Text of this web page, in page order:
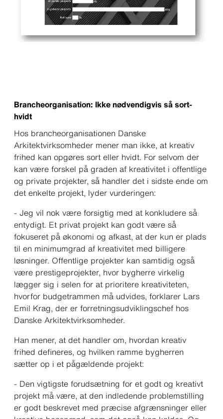
Brancheorganisation: Ikke nødvendigvis så sort-
hvidt
Hos brancheorganisationen Danske
Arkitektvirksomheder mener man ikke, at kreativ
frihed kan opgøres sort eller hvidt. For selvom der
kan være forskel på graden af kreativitet i offentlige
og private projekter, så handler det i sidste ende om
det enkelte projekt, lyder vurderingen:
- Jeg vil nok være forsigtig med at konkludere så
entydigt. Et privat projekt kan godt være så
fokuseret på økonomi og afkast, at der kun er plads
til en minimumgrad af kreativitet med billigere
løsninger. Offentlige projekter kan samtidig også
være prestigeprojekter, hvor bygherre virkelig
lægger sig i selen for at prioritere kreativiteten,
hvorfor budgetrammen må udvides, forklarer Lars
Emil Krag, der er forretningsudviklingschef hos
Danske Arkitektvirksomheder.
Han mener, at det handler om, hvordan kreativ
frihed defineres, og hvilken ramme bygherren
sætter op i et pågældende projekt:
- Den vigtigste forudsætning for et godt og kreativt
projekt må være, at den indledende problemstilling
er godt beskrevet med præcise afgrænsninger eller